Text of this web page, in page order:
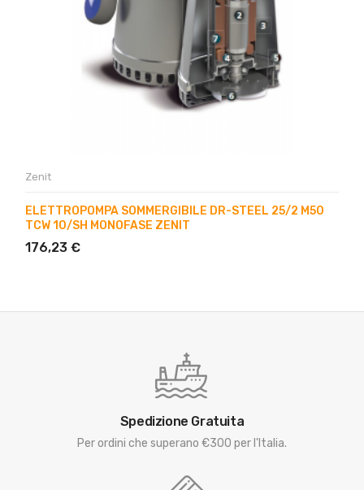
Zenit
ELETTROPOMPA SOMMERGIBILE DR-STEEL 25/2 M50
TCW 10/SH MONOFASE ZENIT
176,23 €
Spedizione Gratuita
Per ordini che superano €300 per l'Italia.